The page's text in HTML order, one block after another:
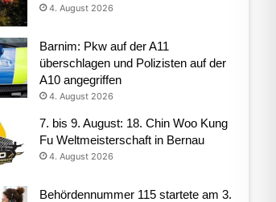
4. August 2026
Barnim: Pkw auf der A11
überschlagen und Polizisten auf der
A10 angegriffen
4. August 2026
7. bis 9. August: 18. Chin Woo Kung
Fu Weltmeisterschaft in Bernau
4. August 2026
Behördennummer 115 startete am 3.